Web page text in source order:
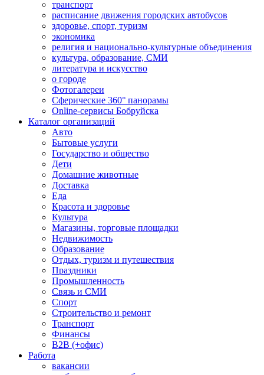
транспорт
расписание движения городских автобусов
здоровье, спорт, туризм
экономика
религия и национально-культурные объединения
культура, образование, СМИ
литература и искусство
о городе
Фотогалереи
Сферические 360° панорамы
Online-сервисы Бобруйска
Каталог организаций
Авто
Бытовые услуги
Государство и общество
Дети
Домашние животные
Доставка
Еда
Красота и здоровье
Культура
Магазины, торговые площадки
Недвижимость
Образование
Отдых, туризм и путешествия
Праздники
Промышленность
Связь и СМИ
Спорт
Строительство и ремонт
Транспорт
Финансы
B2B (+офис)
Работа
вакансии